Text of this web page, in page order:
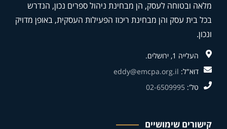
מלאה ובטוחה לעסק, הן מבחינת ניהול ספרים נכון, הנדרש
בכל בית עסק והן מבחינת ריכוז הפעילות העסקית, באופן מדויק
ונכון.
העלייה 1, ירושלים.
דוא"ל: eddy@emcpa.org.il
טל': 02-6509995
קישורים שימושיים